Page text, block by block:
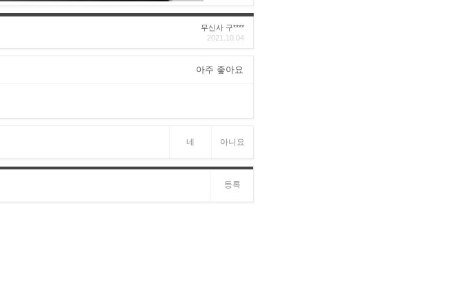
무신사 구****
2021.10.04
아주 좋아요
네 아니요
등록